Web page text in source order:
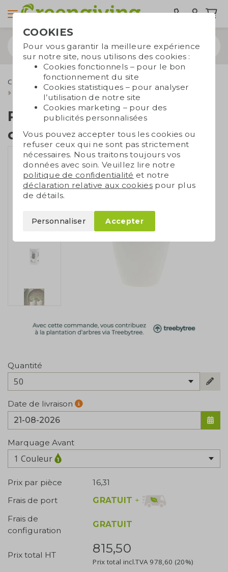
Cadeaux d'affaires écologiques
Plantes et fleurs
Plante en forme de cœur
Plante en forme de
cœur
Quantité
50
Date de livraison
Marquage Avant
1 Couleur
Prix par pièce
16,31
Frais de port
GRATUIT +
Frais de
configuration
GRATUIT
Prix total HT 815,50
Prix total incl.TVA 978,60 (20%)
COOKIES
Pour vous garantir la meilleure expérience
sur notre site, nous utilisons des cookies :
Cookies fonctionnels – pour le bon
fonctionnement du site
Cookies statistiques – pour analyser
l’utilisation de notre site
Cookies marketing – pour des
publicités personnalisées
Vous pouvez accepter tous les cookies ou
refuser ceux qui ne sont pas strictement
nécessaires. Nous traitons toujours vos
données avec soin. Veuillez lire notre
politique de confidentialité et notre
déclaration relative aux cookies pour plus
de détails.
Personnaliser Accepter